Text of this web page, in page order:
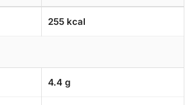
255 kcal
4.4 g